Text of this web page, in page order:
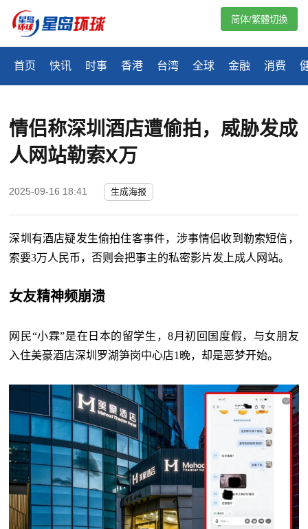
首页 快讯 时事 香港 台湾 全球 金融 消费
简体/繁體切換
情侣称深圳酒店遭偷拍，威胁发成
人网站勒索X万
2025-09-16 18:41 生成海报
深圳有酒店疑发生偷拍住客事件，涉事情侣收到勒索短信，
索要3万人民币，否则会把事主的私密影片发上成人网站。
女友精神频崩溃
网民“小霖”是在日本的留学生，8月初回国度假，与女朋友
入住美豪酒店深圳罗湖笋岗中心店1晚，却是恶梦开始。